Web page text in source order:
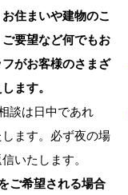
お住まいや建物のこ
要望など何でもお
がお客様のさまざ
ます。
談は日中であれ
ます。必ず夜の場
いたします。
ご希望される場合